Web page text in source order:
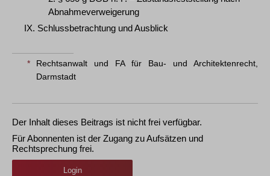
Abnahmeverweigerung
IX. Schlussbetrachtung und Ausblick
*
Rechtsanwalt und FA für Bau- und Architektenrecht,
Darmstadt
Der Inhalt dieses Beitrags ist nicht frei verfügbar.
Für Abonnenten ist der Zugang zu Aufsätzen und
Rechtsprechung frei.
Login